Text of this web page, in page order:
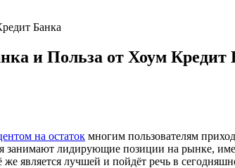
Банка
и Польза от Хоум Кредит
на остаток многим пользователям
лидирующие позиции на рынке,
является лучшей и пойдёт речь в